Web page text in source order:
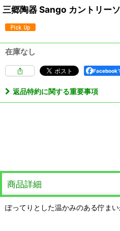
三郷陶器 Sango カントリー
在庫なし
Facebook
返品特約に関する重要事項
商品詳細
ぽってりとした温かみのある佇ま